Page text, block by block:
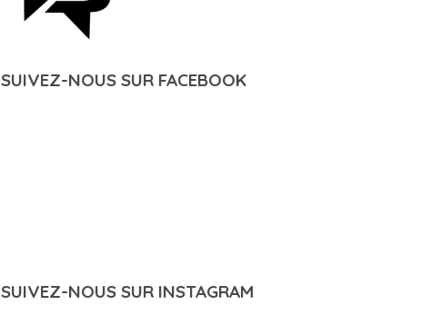
SUIVEZ-NOUS SUR FACEBOOK
SUIVEZ-NOUS SUR INSTAGRAM